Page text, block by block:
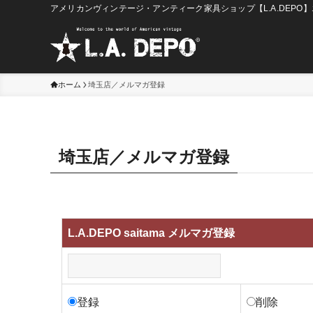
アメリカンヴィンテージ・アンティーク家具ショップ【L.A.DEPO
ホーム 埼玉店／メルマガ登録
埼玉店／メルマガ登録
L.A.DEPO saitama メルマガ登録
登録
削除